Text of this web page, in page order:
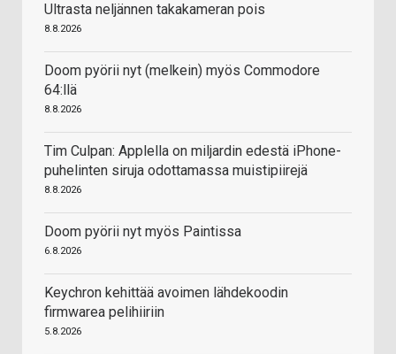
Ultrasta neljännen takakameran pois
8.8.2026
Doom pyörii nyt (melkein) myös Commodore
64:llä
8.8.2026
Tim Culpan: Applella on miljardin edestä iPhone-
puhelinten siruja odottamassa muistipiirejä
8.8.2026
Doom pyörii nyt myös Paintissa
6.8.2026
Keychron kehittää avoimen lähdekoodin
firmwarea pelihiiriin
5.8.2026